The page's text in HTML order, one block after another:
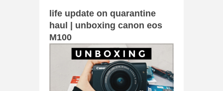
life update on quarantine
haul | unboxing canon eos
M100